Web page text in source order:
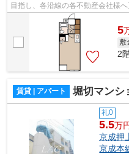
目指し、各沿線の各不動産会社様
様へ提供しております！最新の情報
5
敷
2
賃貸 | アパート 堀切マンシ
礼0
5.5万
京成押
京成本